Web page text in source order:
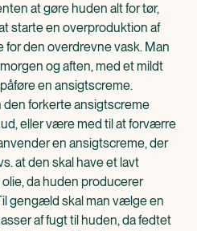
at gøre huden alt for tør,
starte en overproduktion af
den overdrevne vask. Man
og aften, med et mildt
en ansigtscreme.
den forkerte ansigtscreme
eller være med til at forværre
en ansigtscreme, der
at den skal have et lavt
da huden producerer
gengæld skal man vælge en
af fugt til huden, da fedtet